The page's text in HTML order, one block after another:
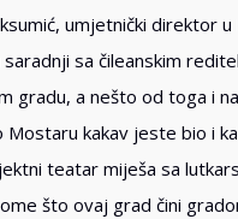
umjetnički direktor
saradnji sa čileanskim
gradu, a nešto od toga i
kakav jeste bio i
teatar miješa sa
što ovaj grad čini